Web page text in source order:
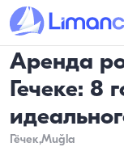
Аренда
Гечеке: 8
Гёчек,Muğla